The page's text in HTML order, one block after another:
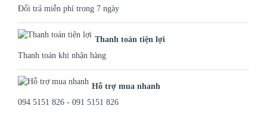
Đổi trả miễn phí trong 7 ngày
Thanh toán tiện lợi
Thanh toán khi nhận hàng
Hỗ trợ mua nhanh
094 5151 826 - 091 5151 826